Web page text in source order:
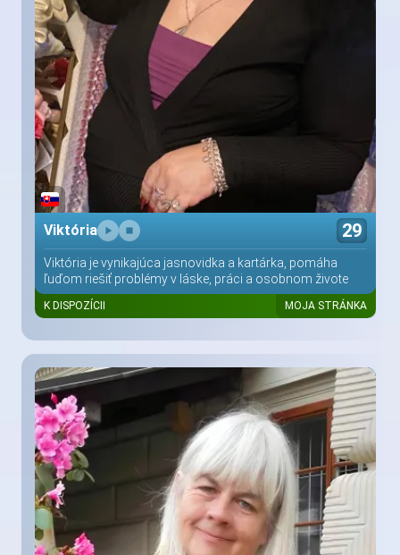
Viktória 29
Viktória je vynikajúca jasnovidka a kartárka, pomáha
ľuďom riešiť problémy v láske, práci a osobnom živote
K DISPOZÍCII MOJA STRÁNKA